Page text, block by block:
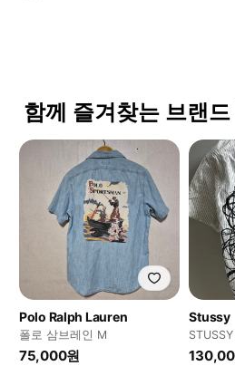
함께 즐겨찾는 브랜드
Polo Ralph Lauren
폴로 삼브레인 M
75,000원
Stussy
그래픽